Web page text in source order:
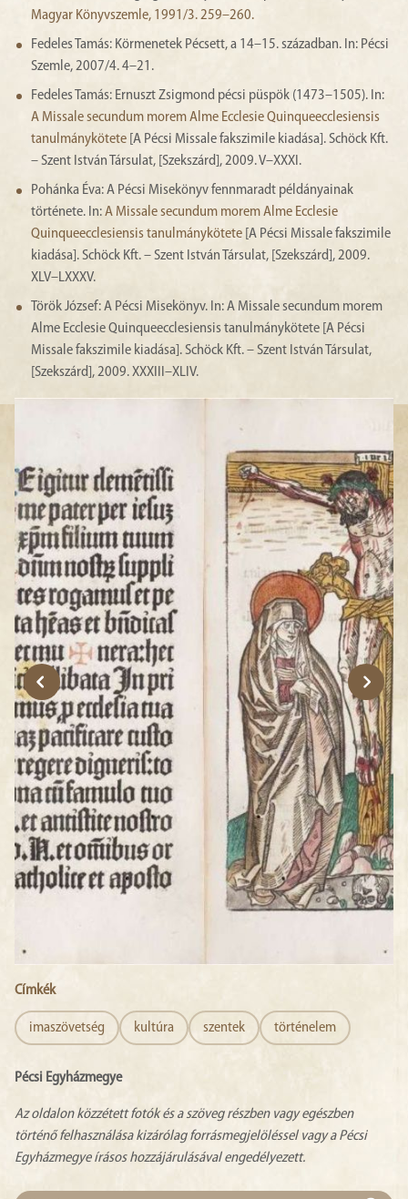
Magyar Könyvszemle, 1991/3. 259–260.
Fedeles Tamás: Körmenetek Pécsett, a 14–15. században. In: Pécsi
Szemle, 2007/4. 4–21.
Fedeles Tamás: Ernuszt Zsigmond pécsi püspök (1473–1505). In:
A Missale secundum morem Alme Ecclesie Quinqueecclesiensis
tanulmánykötete [A Pécsi Missale fakszimile kiadása]. Schöck Kft.
– Szent István Társulat, [Szekszárd], 2009. V–XXXI.
Pohánka Éva: A Pécsi Misekönyv fennmaradt példányainak
története. In:A Missale secundum morem Alme Ecclesie
Quinqueecclesiensis tanulmánykötete [A Pécsi Missale fakszimile
kiadása]. Schöck Kft. – Szent István Társulat, [Szekszárd], 2009.
XLV–LXXXV.
Török József: A Pécsi Misekönyv. In: A Missale secundum morem
Alme Ecclesie Quinqueecclesiensis tanulmánykötete [A Pécsi
Missale fakszimile kiadása]. Schöck Kft. – Szent István Társulat,
[Szekszárd], 2009. XXXIII–XLIV.
Címkék
imaszövetség kultúra szentek történelem
Pécsi Egyházmegye
Az oldalon közzétett fotók és a szöveg részben vagy egészben
történő felhasználása kizárólag forrásmegjelöléssel vagy a Pécsi
Egyházmegye írásos hozzájárulásával engedélyezett.